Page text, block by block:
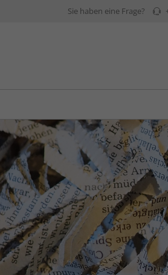
Sie haben eine Frage?